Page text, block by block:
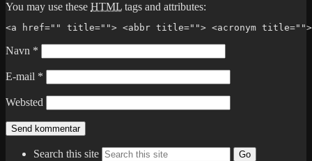
You may use these HTML tags and attributes:
<a href="" title=""> <abbr title=""> <acronym title="">
Navn *
E-mail *
Websted
Search this site Go